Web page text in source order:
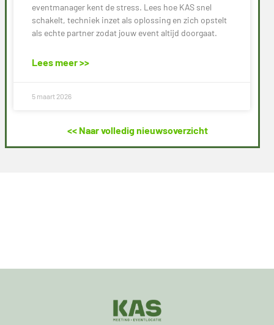
eventmanager kent de stress. Lees hoe KAS snel
schakelt, techniek inzet als oplossing en zich opstelt
als echte partner zodat jouw event altijd doorgaat.
Lees meer >>
5 maart 2026
<< Naar volledig nieuwsoverzicht